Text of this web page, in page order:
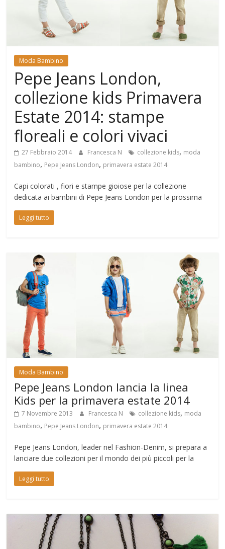
Moda Bambino
Pepe Jeans London,
collezione kids Primavera
Estate 2014: stampe
floreali e colori vivaci
27 Febbraio 2014 Francesca N collezione kids, moda
bambino, Pepe Jeans London, primavera estate 2014
Capi colorati , fiori e stampe gioiose per la collezione
dedicata ai bambini di Pepe Jeans London per la prossima
Leggi tutto
Moda Bambino
Pepe Jeans London lancia la linea
Kids per la primavera estate 2014
7 Novembre 2013 Francesca N collezione kids, moda
bambino, Pepe Jeans London, primavera estate 2014
Pepe Jeans London, leader nel Fashion-Denim, si prepara a
lanciare due collezioni per il mondo dei più piccoli per la
Leggi tutto